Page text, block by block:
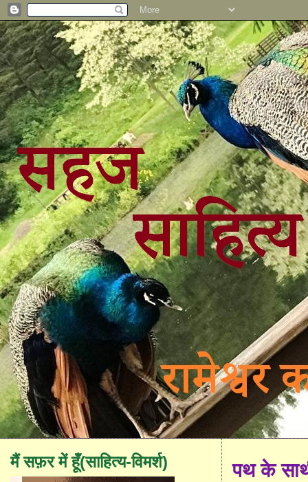
पथ के
मैं सफ़र में हूँ(साहित्य-विमर्श)